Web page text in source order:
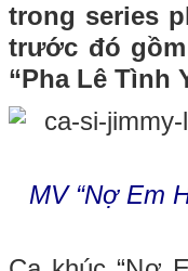
trong series
trước đó gồm
“Pha Lê Tình
MV “Nợ Em